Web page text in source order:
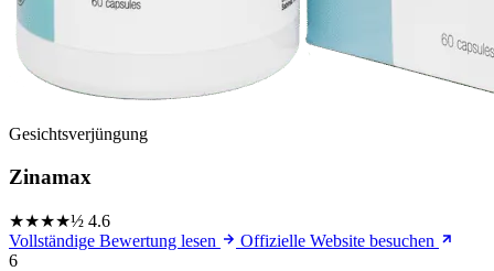
Gesichtsverjüngung
Zinamax
★★★★½ 4.6
Vollständige Bewertung lesen
Offizielle Website besuchen
6